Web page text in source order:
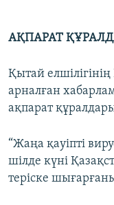
АҚПАРАТ
Қытай
арналған
ақпарат құралдары
“Жаңа қауіпті
шілде күні
теріске